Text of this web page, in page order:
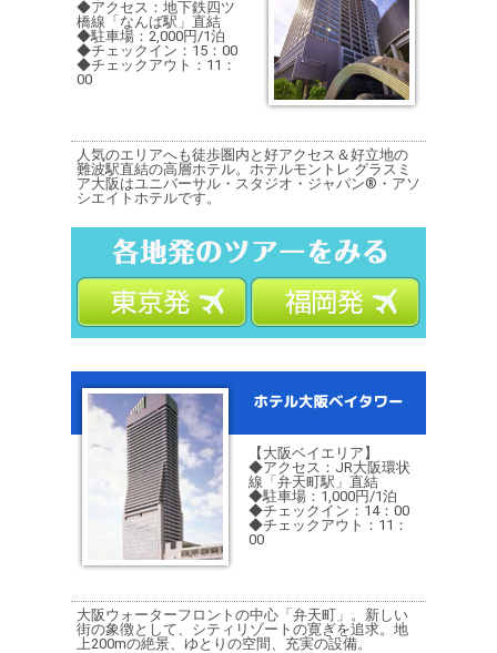
◆アクセス：地下鉄四ツ
橋線「なんば駅」直結
◆駐車場：2,000円/1泊
◆チェックイン：15：00
◆チェックアウト：11：
00
人気のエリアへも徒歩圏内と好アクセス＆好立地の
難波駅直結の高層ホテル。ホテルモントレ グラスミ
ア大阪はユニバーサル・スタジオ・ジャパン®・アソ
シエイトホテルです。
【大阪ベイエリア】
◆アクセス：JR大阪環状
線「弁天町駅」直結
◆駐車場：1,000円/1泊
◆チェックイン：14：00
◆チェックアウト：11：
00
大阪ウォーターフロントの中心「弁天町」。新しい
街の象徴として、シティリゾートの寛ぎを追求。地
上200mの絶景、ゆとりの空間、充実の設備。